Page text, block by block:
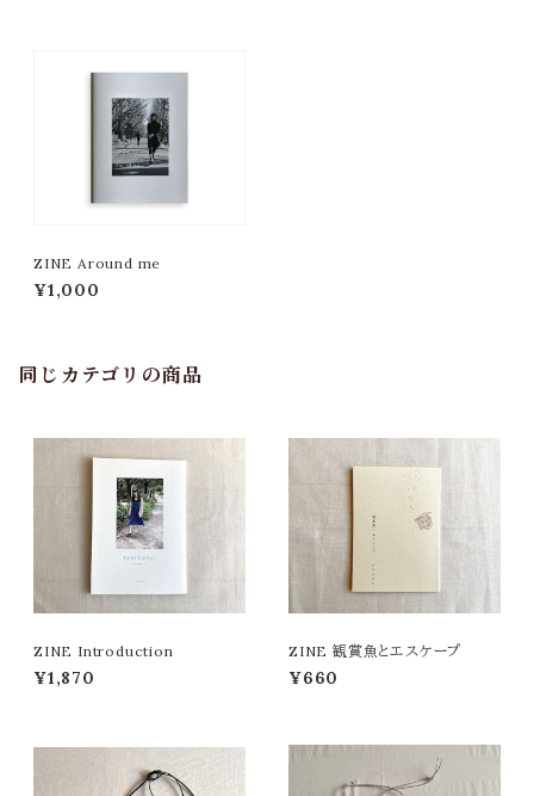
ZINE Around me
¥1,000
同じカテゴリの商品
ZINE Introduction
¥1,870
ZINE 観賞魚とエスケープ
¥660